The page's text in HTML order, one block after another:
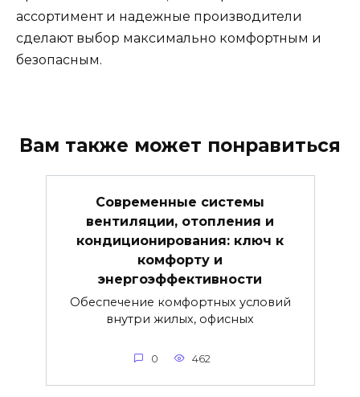
ассортимент и надежные производители
сделают выбор максимально комфортным и
безопасным.
Вам также может понравиться
Современные системы
вентиляции, отопления и
кондиционирования: ключ к
комфорту и
энергоэффективности
Обеспечение комфортных условий
внутри жилых, офисных
0 462